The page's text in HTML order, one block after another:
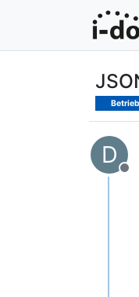
Betrieb
D